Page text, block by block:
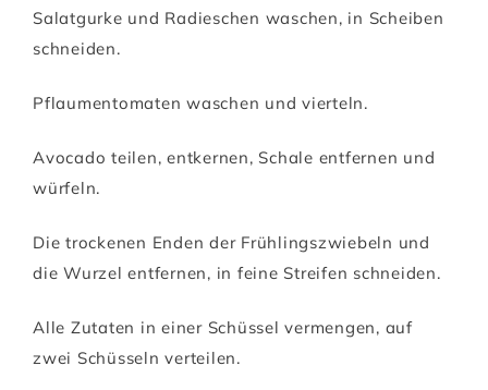
Salatgurke und Radieschen waschen, in Scheiben
schneiden.
Pflaumentomaten waschen und vierteln.
Avocado teilen, entkernen, Schale entfernen und
würfeln.
Die trockenen Enden der Frühlingszwiebeln und
die Wurzel entfernen, in feine Streifen schneiden.
Alle Zutaten in einer Schüssel vermengen, auf
zwei Schüsseln verteilen.